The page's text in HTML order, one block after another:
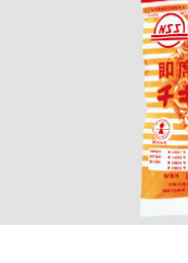
hogy...
az eredeti